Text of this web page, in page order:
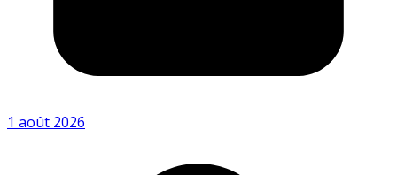
1 août 2026